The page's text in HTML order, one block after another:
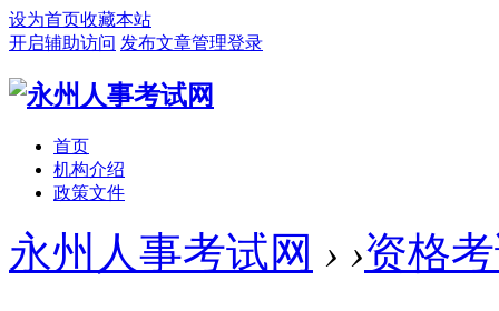
设为首页收藏本站
开启辅助访问 发布文章管理登录
首页
机构介绍
政策文件
永州人事考试网 › ›资格